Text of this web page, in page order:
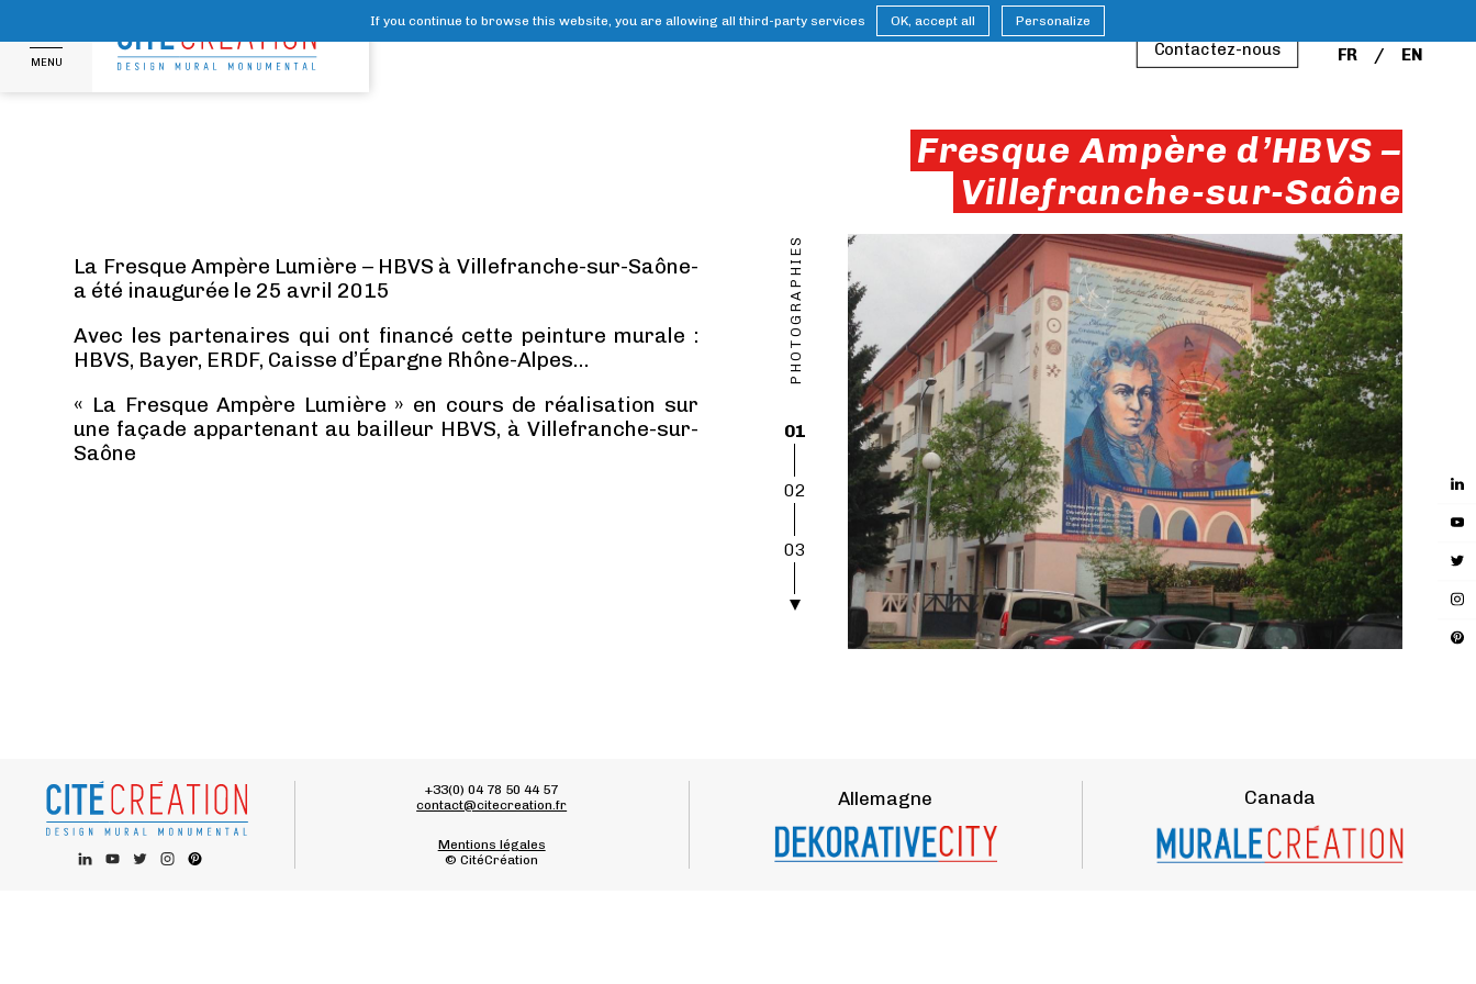
MENU
Contactez-nous FR EN
Fresque Ampère d’HBVS –
Villefranche-sur-Saône
La Fresque Ampère Lumière – HBVS à Villefranche-sur-Saône-
a été inaugurée le 25 avril 2015
Avec les partenaires qui ont financé cette peinture murale :
HBVS, Bayer, ERDF, Caisse d’Épargne Rhône-Alpes…
« La Fresque Ampère Lumière » en cours de réalisation sur
une façade appartenant au bailleur HBVS, à Villefranche-sur-
Saône
PHOTOGRAPHIES
01
02
03
04
+33(0) 04 78 50 44 57
contact@citecreation.fr
Mentions légales
© CitéCréation
Allemagne Canada
If you continue to browse this website, you are allowing all third-party services OK, accept all Personalize